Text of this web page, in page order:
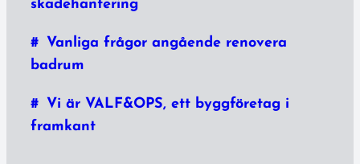
skadehantering
Vanliga frågor angående renovera
badrum
Vi är VALF&OPS, ett byggföretag i
framkant